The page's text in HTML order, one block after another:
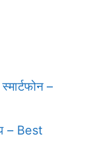
–
– Best